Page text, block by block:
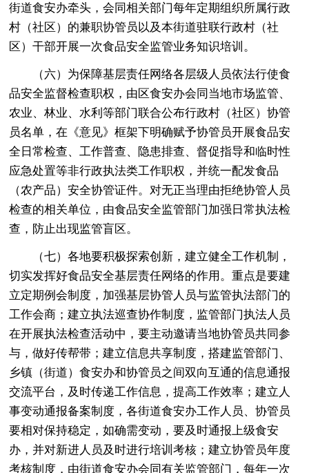
街道食安办牵头，会同相关部门每年定期组织所属行政
村（社区）的兼职协管员以及本街道驻联行政村（社
区）干部开展一次食品安全监管业务知识培训。
（六）为保障基层责任网络各层级人员依法行使食
品安全监督检查职权，由区食安办会同当地市场监管、
农业、林业、水利等部门联合公布行政村（社区）协管
员名单，在《意见》框架下明确赋予协管员开展食品安
全日常检查、工作普查、隐患排查、督促指导和临时性
应急处置等非行政执法类工作职权，并统一配发食品
（农产品）安全协管证件。对无正当理由拒绝协管人员
检查的相关单位，由食品安全监管部门加强日常执法检
查，防止出现监管盲区。
（七）各地要积极探索创新，建立健全工作机制，
切实发挥好食品安全基层责任网络的作用。重点是要建
立定期例会制度，加强基层协管人员与监管执法部门的
工作会商；建立执法巡查协作制度，监管部门执法人员
在开展执法检查活动中，要主动邀请当地协管员共同参
与，做好传帮带；建立信息共享制度，搭建监管部门、
乡镇（街道）食安办和协管员之间双向互通的信息通报
交流平台，及时传递工作信息，提高工作效率；建立人
事变动通报备案制度，各街道食安办工作人员、协管员
要相对保持稳定，如确需变动，要及时通报上级食安
办，并对新进人员及时进行培训考核；建立协管员年度
考核制度，由街道食安办会同有关监管部门，每年一次